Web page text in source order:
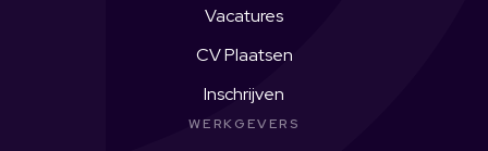
Vacatures
CV Plaatsen
Inschrijven
WERKGEVERS